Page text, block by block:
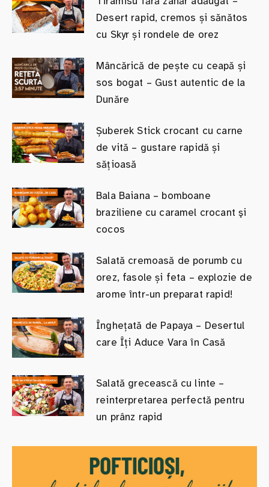
Desert rapid, cremos și sănătos
cu Skyr și rondele de orez
Mâncărică de pește cu ceapă și
sos bogat – Gust autentic de la
Dunăre
Șuberek Stick crocant cu carne
de vită – gustare rapidă și
sățioasă
Bala Baiana – bomboane
braziliene cu caramel crocant şi
cocos
Salată cremoasă de porumb cu
orez, fasole și feta – explozie de
arome într-un preparat rapid!
Înghețată de Papaya – Desertul
care Îți Aduce Vara în Casă
Salată grecească cu linte –
reinterpretarea perfectă pentru
un prânz rapid